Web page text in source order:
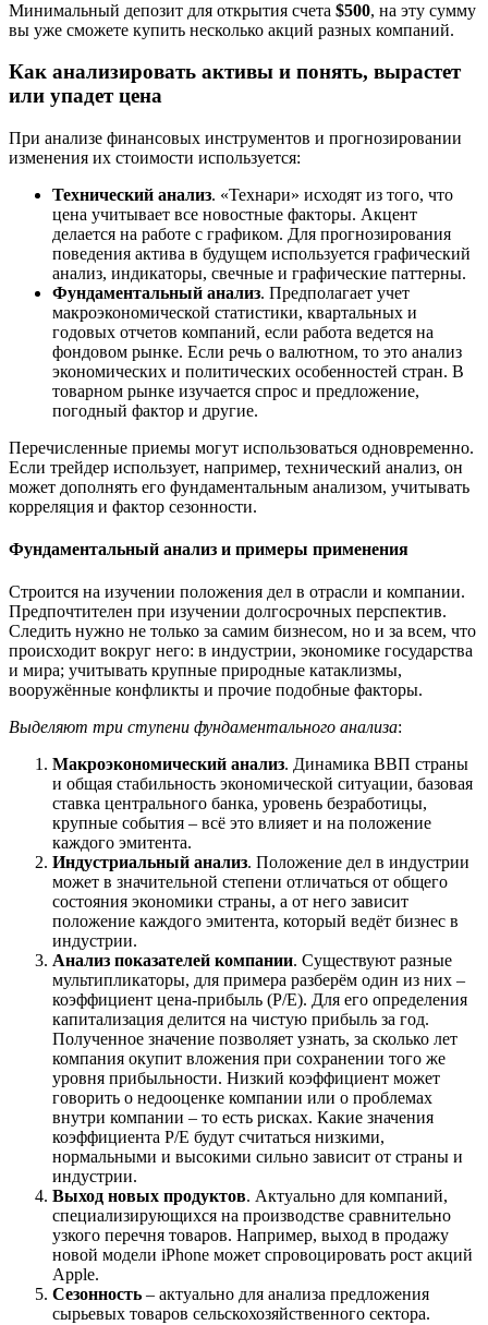
Минимальный депозит для открытия счета $500, на эту сумму
вы уже сможете купить несколько акций разных компаний.
Как анализировать активы и понять, вырастет
или упадет цена
При анализе финансовых инструментов и прогнозировании
изменения их стоимости используется:
Технический анализ. «Технари» исходят из того, что
цена учитывает все новостные факторы. Акцент
делается на работе с графиком. Для прогнозирования
поведения актива в будущем используется графический
анализ, индикаторы, свечные и графические паттерны.
Фундаментальный анализ. Предполагает учет
макроэкономической статистики, квартальных и
годовых отчетов компаний, если работа ведется на
фондовом рынке. Если речь о валютном, то это анализ
экономических и политических особенностей стран. В
товарном рынке изучается спрос и предложение,
погодный фактор и другие.
Перечисленные приемы могут использоваться одновременно.
Если трейдер использует, например, технический анализ, он
может дополнять его фундаментальным анализом, учитывать
корреляция и фактор сезонности.
Фундаментальный анализ и примеры применения
Строится на изучении положения дел в отрасли и компании.
Предпочтителен при изучении долгосрочных перспектив.
Следить нужно не только за самим бизнесом, но и за всем, что
происходит вокруг него: в индустрии, экономике государства
и мира; учитывать крупные природные катаклизмы,
вооружённые конфликты и прочие подобные факторы.
Выделяют три ступени фундаментального анализа:
Макроэкономический анализ. Динамика ВВП страны
и общая стабильность экономической ситуации, базовая
ставка центрального банка, уровень безработицы,
крупные события – всё это влияет и на положение
каждого эмитента.
Индустриальный анализ. Положение дел в индустрии
может в значительной степени отличаться от общего
состояния экономики страны, а от него зависит
положение каждого эмитента, который ведёт бизнес в
индустрии.
Анализ показателей компании. Существуют разные
мультипликаторы, для примера разберём один из них –
коэффициент цена-прибыль (P/E). Для его определения
капитализация делится на чистую прибыль за год.
Полученное значение позволяет узнать, за сколько лет
компания окупит вложения при сохранении того же
уровня прибыльности. Низкий коэффициент может
говорить о недооценке компании или о проблемах
внутри компании – то есть рисках. Какие значения
коэффициента P/E будут считаться низкими,
нормальными и высокими сильно зависит от страны и
индустрии.
Выход новых продуктов. Актуально для компаний,
специализирующихся на производстве сравнительно
узкого перечня товаров. Например, выход в продажу
новой модели iPhone может спровоцировать рост акций
Apple.
Сезонность – актуально для анализа предложения
сырьевых товаров сельскохозяйственного сектора.